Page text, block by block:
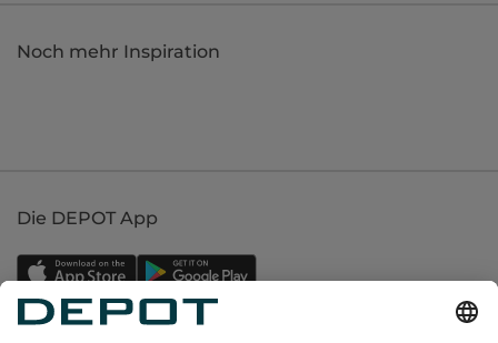
Noch mehr Inspiration
Die DEPOT App